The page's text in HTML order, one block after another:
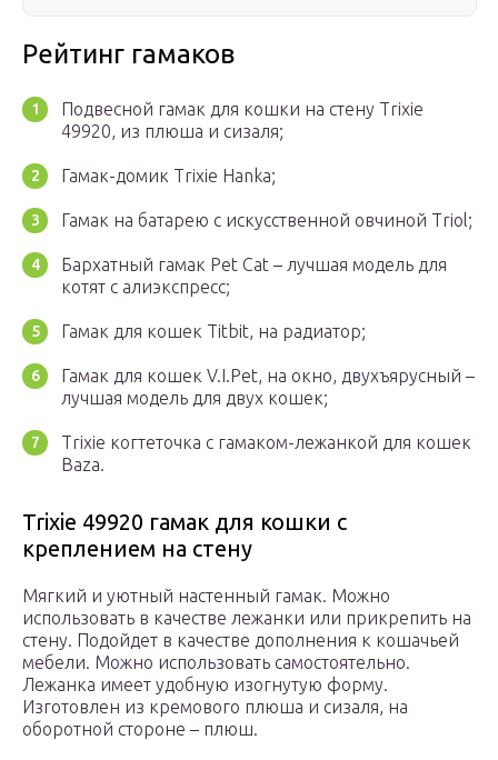
Рейтинг гамаков
Подвесной гамак для кошки на стену Trixie
49920, из плюша и сизаля;
Гамак-домик Trixie Hanka;
Гамак на батарею с искусственной овчиной Triol;
Бархатный гамак Pet Cat – лучшая модель для
котят с алиэкспресс;
Гамак для кошек Titbit, на радиатор;
Гамак для кошек V.I.Pet, на окно, двухъярусный –
лучшая модель для двух кошек;
Trixie когтеточка с гамаком-лежанкой для кошек
Baza.
Trixie 49920 гамак для кошки с
креплением на стену
Мягкий и уютный настенный гамак. Можно
использовать в качестве лежанки или прикрепить на
стену. Подойдет в качестве дополнения к кошачьей
мебели. Можно использовать самостоятельно.
Лежанка имеет удобную изогнутую форму.
Изготовлен из кремового плюша и сизаля, на
оборотной стороне – плюш.